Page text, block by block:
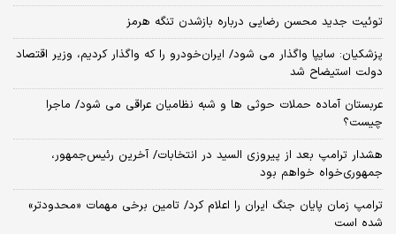
توئیت جدید محسن رضایی درباره بازشدن تنگه هرمز
پزشکیان: سایپا واگذار می شود/ ایران‌خودرو را که واگذار کردیم، وزیر اقتصاد
دولت استیضاح شد
عربستان آماده حملات حوثی ها و شبه نظامیان عراقی می شود/ ماجرا
چیست؟
هشدار ترامپ بعد از پیروزی السید در انتخابات/ آخرین رئیس‌جمهور،
جمهوری‌خواه خواهم بود
ترامپ زمان پایان جنگ ایران را اعلام کرد/ تامین برخی مهمات «محدودتر»
شده است